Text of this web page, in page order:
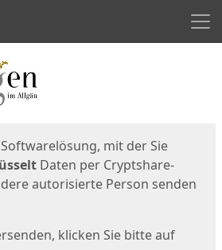
mit der Sie
Daten per Cryptshare-
autorisierte Person senden
klicken Sie bitte auf